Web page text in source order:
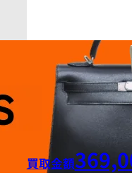
買取金額